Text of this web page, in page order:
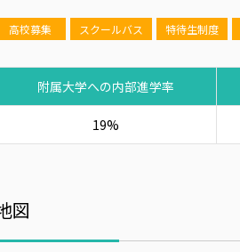
高校募集 スクールバス 特待生制度
附属大学への内部進学率
19%
図